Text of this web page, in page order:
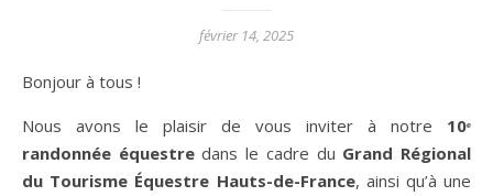
février 14, 2025
Bonjour à tous !
Nous avons le plaisir de vous inviter à notre 10ᵉ
randonnée équestredans le cadre du Grand Régional
du Tourisme Équestre Hauts-de-France, ainsi qu’à une